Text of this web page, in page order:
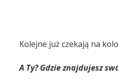
Kolejne już czekają na
A Ty? Gdzie znajdujesz